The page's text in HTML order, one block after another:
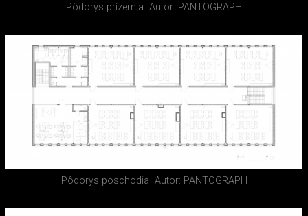
Pôdorys prízemia Autor: PANTOGRAPH
Pôdorys poschodia Autor: PANTOGRAPH